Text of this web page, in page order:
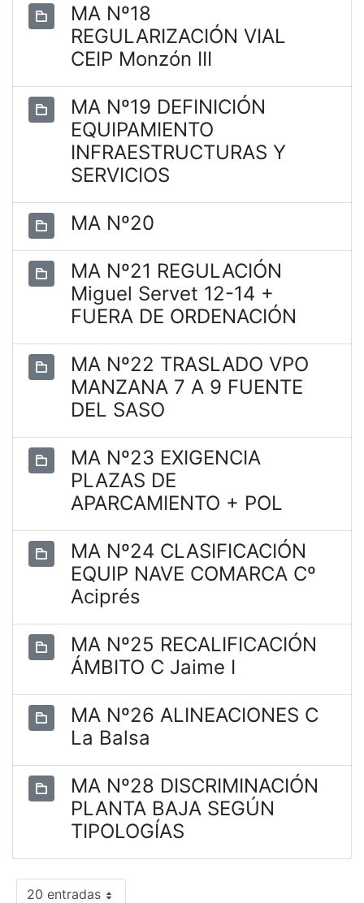
MA Nº18
REGULARIZACIÓN VIAL
CEIP Monzón III
MA Nº19 DEFINICIÓN
EQUIPAMIENTO
INFRAESTRUCTURAS Y
SERVICIOS
MA Nº20
MA Nº21 REGULACIÓN
Miguel Servet 12-14 +
FUERA DE ORDENACIÓN
MA Nº22 TRASLADO VPO
MANZANA 7 A 9 FUENTE
DEL SASO
MA Nº23 EXIGENCIA
PLAZAS DE
APARCAMIENTO + POL
MA Nº24 CLASIFICACIÓN
EQUIP NAVE COMARCA Cº
Aciprés
MA Nº25 RECALIFICACIÓN
ÁMBITO C Jaime I
MA Nº26 ALINEACIONES C
La Balsa
MA Nº28 DISCRIMINACIÓN
PLANTA BAJA SEGÚN
TIPOLOGÍAS
20 entradas